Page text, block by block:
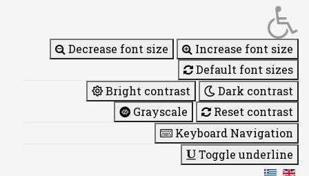
Decrease font size
Increase font size
Default font sizes
Bright contrast
Dark contrast
Grayscale
Reset contrast
Keyboard Navigation
Toggle underline